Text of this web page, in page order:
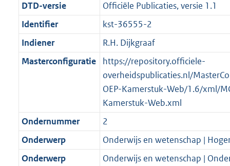
DTD-versie
Officiële Publicaties, versie 1.1
Identifier
kst-36555-2
Indiener
R.H. Dijkgraaf
Masterconfiguratie
https://repository.officiele-
overheidspublicaties.nl/
OEP-Kamerstuk-Web/1.6/xml/
Kamerstuk-Web.xml
Ondernummer
2
Onderwerp
Onderwijs en wetenschap |
Onderwerp
Onderwijs en wetenschap |